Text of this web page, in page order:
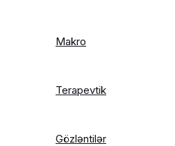
Makro
Terapevtik
Gözləntilər